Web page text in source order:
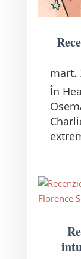
mart.
În